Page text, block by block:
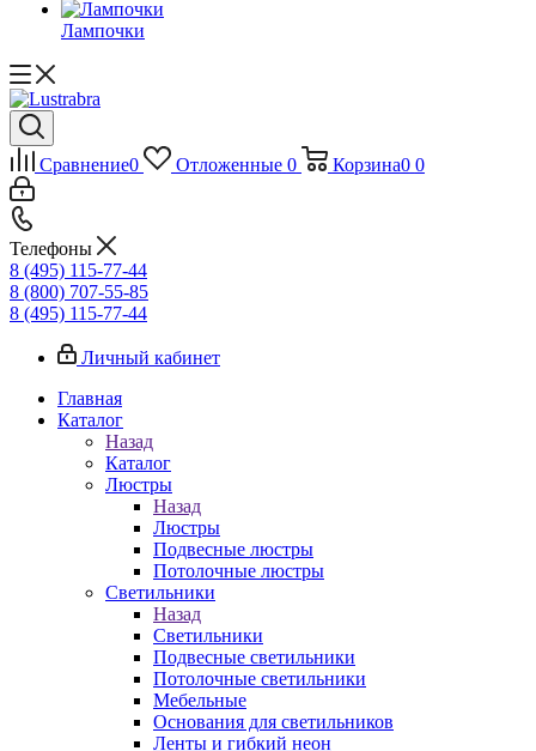
Лампочки
Сравнение0 Отложенные 0 Корзина0 0
Телефоны
8 (495) 115-77-44
8 (800) 707-55-85
8 (495) 115-77-44
Личный кабинет
Главная
Каталог
Назад
Каталог
Люстры
Назад
Люстры
Подвесные люстры
Потолочные люстры
Светильники
Назад
Светильники
Подвесные светильники
Потолочные светильники
Мебельные
Основания для светильников
Ленты и гибкий неон